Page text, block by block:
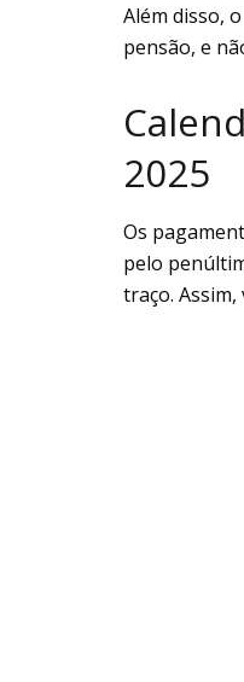
Além disso, o
pensão, e
2025
Os
pelo
traço.